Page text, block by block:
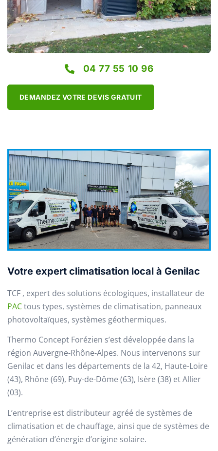
04 77 55 10 96
DEMANDEZ VOTRE DEVIS GRATUIT
Votre expert climatisation local à Genilac
TCF , expert des solutions écologiques, installateur de
PACtous types, systèmes de climatisation, panneaux
photovoltaïques, systèmes géothermiques.
Thermo Concept Forézien s’est développée dans la
région Auvergne-Rhône-Alpes. Nous intervenons sur
Genilac et dans les départements de la 42, Haute-Loire
(43), Rhône (69), Puy-de-Dôme (63), Isère (38) et Allier
(03).
L’entreprise est distributeur agréé de systèmes de
climatisation et de chauffage, ainsi que de systèmes de
génération d’énergie d’origine solaire.